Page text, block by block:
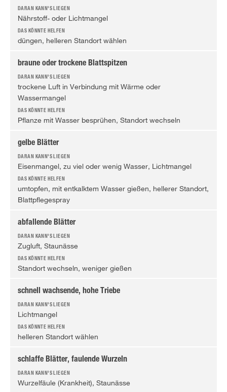
Nährstoff- oder Lichtmangel
düngen, helleren Standort wählen
braune oder trockene Blattspitzen
trockene Luft in Verbindung mit Wärme oder
Wassermangel
Pflanze mit Wasser besprühen, Standort wechseln
gelbe Blätter
Eisenmangel, zu viel oder wenig Wasser, Lichtmangel
umtopfen, mit entkalktem Wasser gießen, hellerer Standort,
Blattpflegespray
abfallende Blätter
Zugluft, Staunässe
Standort wechseln, weniger gießen
schnell wachsende, hohe Triebe
Lichtmangel
helleren Standort wählen
schlaffe Blätter, faulende Wurzeln
Wurzelfäule (Krankheit), Staunässe